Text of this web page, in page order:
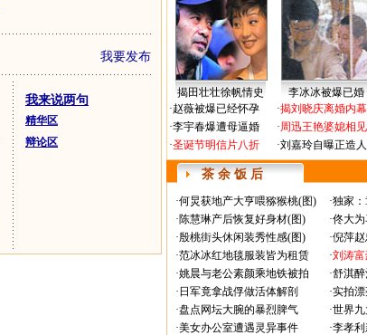
我要发布
我来说两句
精华区
辩论区
揭田壮壮徐帆情史 李冰冰被爆已婚
·赵薇被爆已经怀孕
·李宇春爆遭母逼婚
·圣诞节明信片八折
·揭刘晓庆离婚内幕
·周迅王艳婆媳相见
·刘嘉玲自曝正造人
茶 余 饭 后
·何炅获地产大亨喂猕猴桃(图) ·独家
·陈慧琳产后恢复好身材(图) ·佟大
·殷桃街头休闲装秀性感(图) ·倪萍
·范冰冰红地毯服装皆为租赁 ·刘涛
·姚晨与老公素颜乘地铁被拍 ·舒淇
· 日军竟拿战俘做活体解剖 ·实拍
·盘点网坛大腕的暴烈脾气 ·世界
·美女办公室遭遇灵异事件 ·李孝